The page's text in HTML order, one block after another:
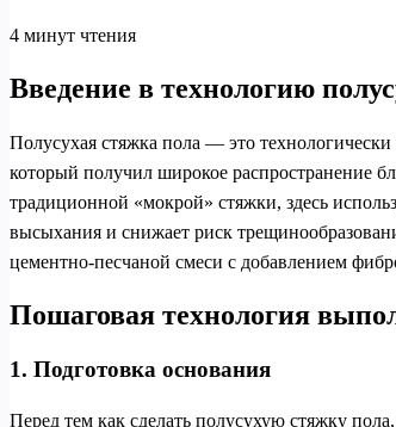
4 минут чтения
Введение в технологию
Полусухая стяжка пола — это
который получил широкое распространение
традиционной «мокрой» стяжки, здесь
высыхания и снижает риск
цементно-песчаной смеси с добавлением
Пошаговая технология
1. Подготовка основания
Перед тем как сделать полусухую стяжку